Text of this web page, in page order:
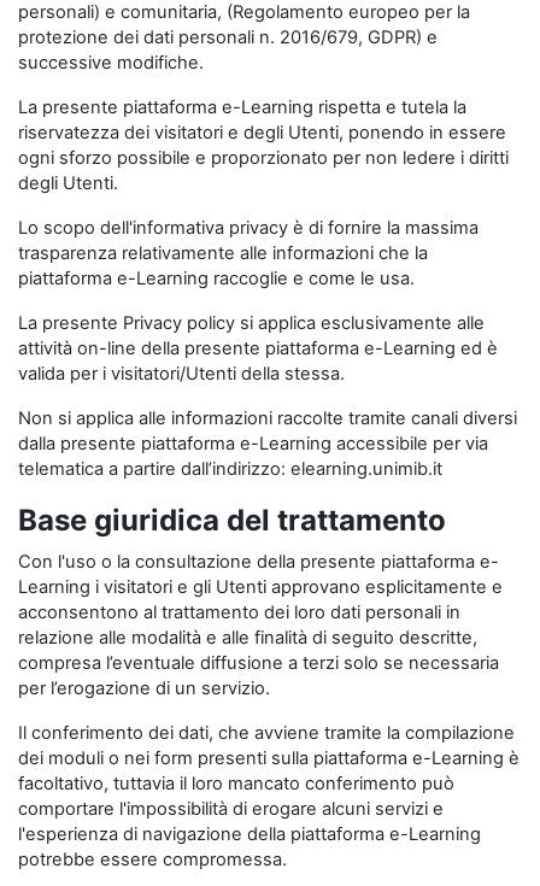
personali) e comunitaria, (Regolamento europeo per la
protezione dei dati personali n. 2016/679, GDPR) e
successive modifiche.
La presente piattaforma e-Learning rispetta e tutela la
riservatezza dei visitatori e degli Utenti, ponendo in essere
ogni sforzo possibile e proporzionato per non ledere i diritti
degli Utenti.
Lo scopo dell'informativa privacy è di fornire la massima
trasparenza relativamente alle informazioni che la
piattaforma e-Learning raccoglie e come le usa.
La presente Privacy policy si applica esclusivamente alle
attività on-line della presente piattaforma e-Learning ed è
valida per i visitatori/Utenti della stessa.
Non si applica alle informazioni raccolte tramite canali diversi
dalla presente piattaforma e-Learning accessibile per via
telematica a partire dall’indirizzo: elearning.unimib.it
Base giuridica del trattamento
Con l'uso o la consultazione della presente piattaforma e-
Learning i visitatori e gli Utenti approvano esplicitamente e
acconsentono al trattamento dei loro dati personali in
relazione alle modalità e alle finalità di seguito descritte,
compresa l’eventuale diffusione a terzi solo se necessaria
per l’erogazione di un servizio.
Il conferimento dei dati, che avviene tramite la compilazione
dei moduli o nei form presenti sulla piattaforma e-Learning è
facoltativo, tuttavia il loro mancato conferimento può
comportare l'impossibilità di erogare alcuni servizi e
l'esperienza di navigazione della piattaforma e-Learning
potrebbe essere compromessa.